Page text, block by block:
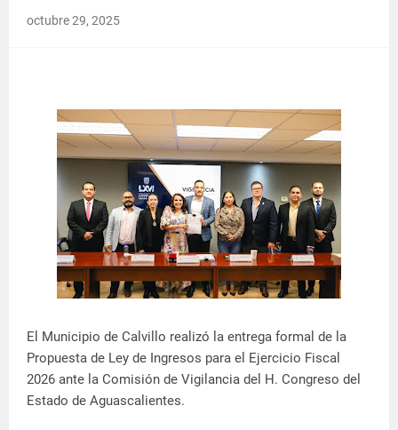
octubre 29, 2025
El Municipio de Calvillo realizó la entrega formal de la
Propuesta de Ley de Ingresos para el Ejercicio Fiscal
2026 ante la Comisión de Vigilancia del H. Congreso del
Estado de Aguascalientes.